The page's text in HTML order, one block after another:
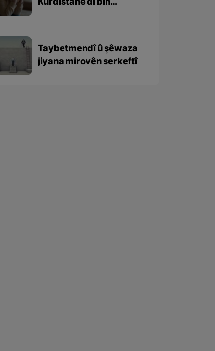
Kurdistanê di bin
Taybetmendî û şêwaza
jiyana mirovên serkeftî